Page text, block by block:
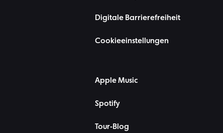
Digitale Barrierefreiheit
Cookieeinstellungen
Apple Music
Spotify
Tour-Blog